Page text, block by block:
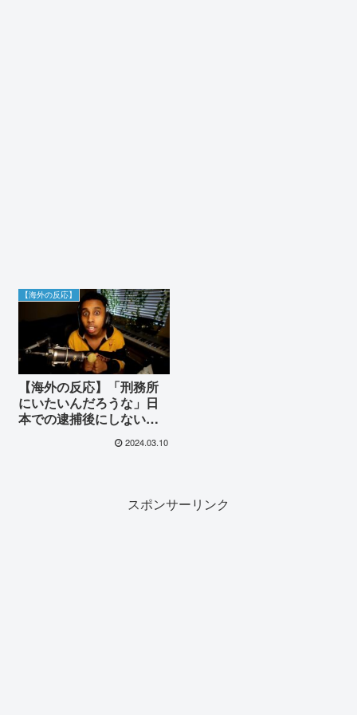
【海外の反応】
【海外の反応】「刑務所
にいたいんだろうな」日
本での逮捕後にしないと
誓った動画配信を継続す
ると述べたジョニー・ソ
2024.03.10
スポンサーリンク